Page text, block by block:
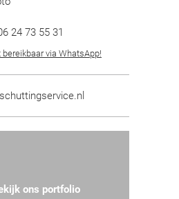
24 73 55 31
via WhatsApp!
ons portfolio